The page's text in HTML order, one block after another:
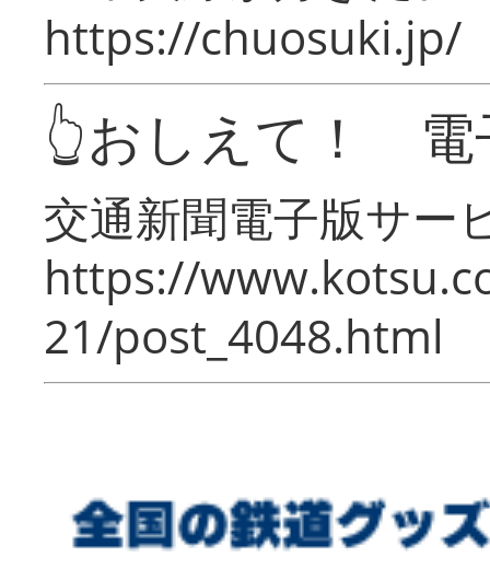
https://chuosuki.jp/
👆おしえて！ 電
交通新聞電子版サー
https://
21/post_4048.html